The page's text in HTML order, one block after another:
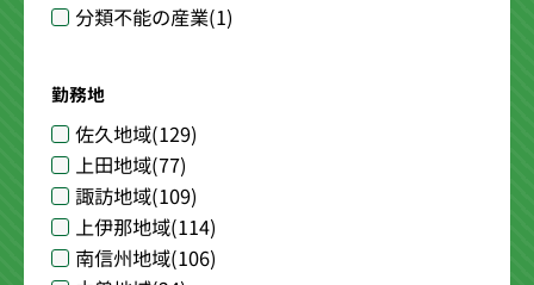
分類不能の産業(1)
勤務地
佐久地域(129)
上田地域(77)
諏訪地域(109)
上伊那地域(114)
南信州地域(106)